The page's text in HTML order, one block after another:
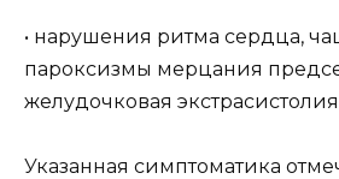
• нарушения ритма сердца,
пароксизмы мерцания
желудочковая
Указанная симптоматика